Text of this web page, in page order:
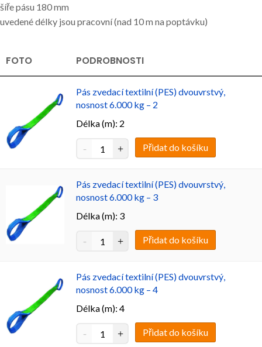
šíře pásu 180 mm
uvedené délky jsou pracovní (nad 10 m na poptávku)
FOTO PODROBNOSTI
Pás zvedací textilní (PES) dvouvrstvý,
nosnost 6.000 kg – 2
Délka (m): 2
Přidat do košíku
Pás zvedací textilní (PES) dvouvrstvý,
nosnost 6.000 kg – 3
Délka (m): 3
Přidat do košíku
Pás zvedací textilní (PES) dvouvrstvý,
nosnost 6.000 kg – 4
Délka (m): 4
Přidat do košíku